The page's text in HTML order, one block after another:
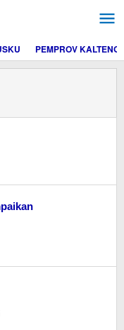
PEMPROV KALTENG